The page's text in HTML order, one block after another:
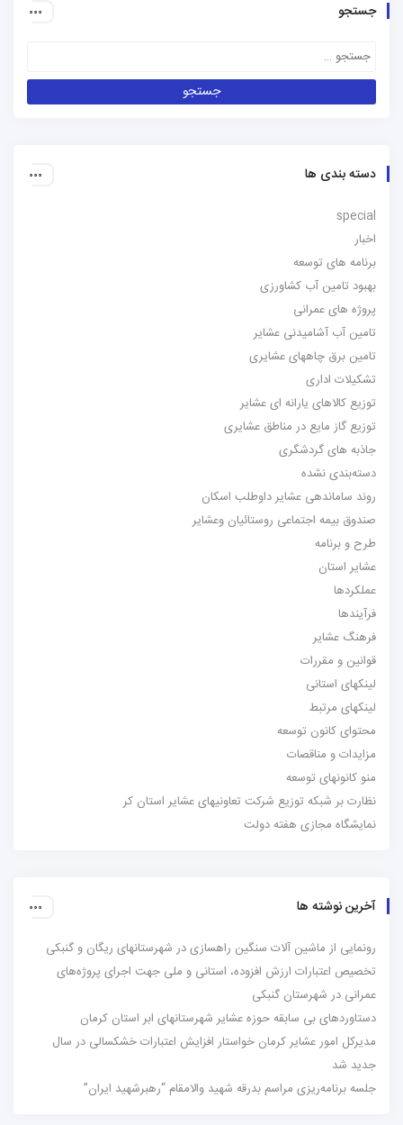
جستجو
دسته بندی ها
special
اخبار
برنامه های توسعه
بهبود تامین آب کشاورزی
پروژه های عمرانی
تامین آب آشامیدنی عشایر
تامین برق چاههای عشایری
تشکیلات اداری
توزیع کالاهای یارانه ای عشایر
توزیع گاز مایع در مناطق عشایری
جاذبه های گردشگری
دسته‌بندی نشده
روند ساماندهی عشایر داوطلب اسکان
صندوق بیمه اجتماعی روستائیان وعشایر
طرح و برنامه
عشایر استان
عملکردها
فرآیندها
فرهنگ عشایر
قوانین و مقررات
لینکهای استانی
لینکهای مرتبط
محتوای کانون توسعه
مزایدات و مناقصات
منو کانونهای توسعه
نظارت بر شبکه توزیع شرکت تعاونیهای عشایر استان کر
نمایشگاه مجازی هفته دولت
آخرین نوشته ها
رونمایی از ماشین آلات سنگین راهسازی در شهرستانهای ریگان و گنبکی
تخصیص اعتبارات ارزش افزوده، استانی و ملی جهت اجرای پروژه‌های
عمرانی در شهرستان گنبکی
دستاوردهای بی سابقه حوزه عشایر شهرستانهای ابر استان کرمان
مدیرکل امور عشایر کرمان خواستار افزایش اعتبارات خشکسالی در سال
جدید شد
جلسه برنامه‌ریزی مراسم بدرقه شهید والامقام “رهبرشهید ایران”